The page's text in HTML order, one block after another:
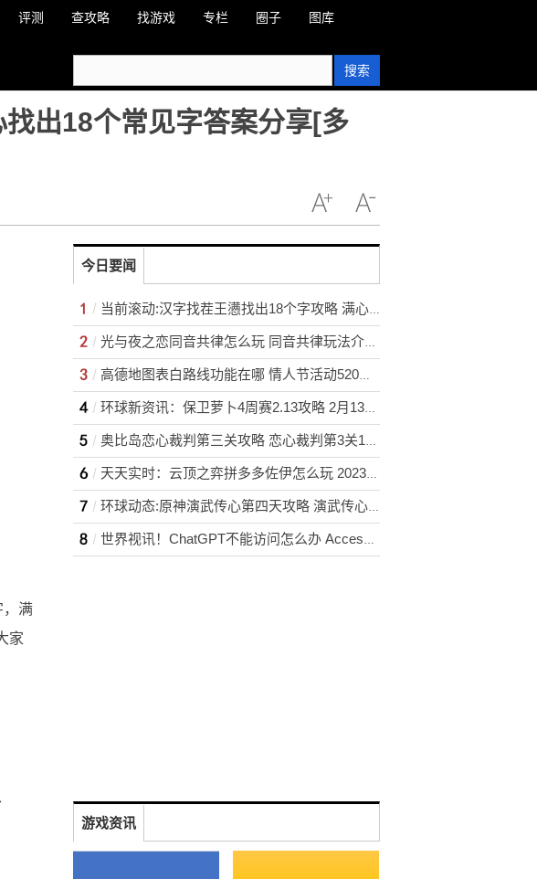
评测 查攻略 找游戏 专栏 圈子 图库
搜索
出18个常见字答案分享[多
，满
家
今日要闻
当前滚动:汉字找茬王懑找出18个字攻略 满心找出18个常见字答案分享[多图]
光与夜之恋同音共律怎么玩 同音共律玩法介绍[多图]
高德地图表白路线功能在哪 情人节活动520爱心路线设置教程[多图]
环球新资讯：保卫萝卜4周赛2.13攻略 2月13日西游周赛图文通关流程[多图]
奥比岛恋心裁判第三关攻略 恋心裁判第3关16处不同位置分享[多图]
天天实时：云顶之弈拼多多佐伊怎么玩 2023拼多多佐伊阵容搭配运营攻略[多图]
环球动态:原神演武传心第四天攻略 演武传心第四关太郎丸打法详解[多图]
世界视讯！ChatGPT不能访问怎么办 Accessdenied报错1020解决方法[多图]
游戏资讯